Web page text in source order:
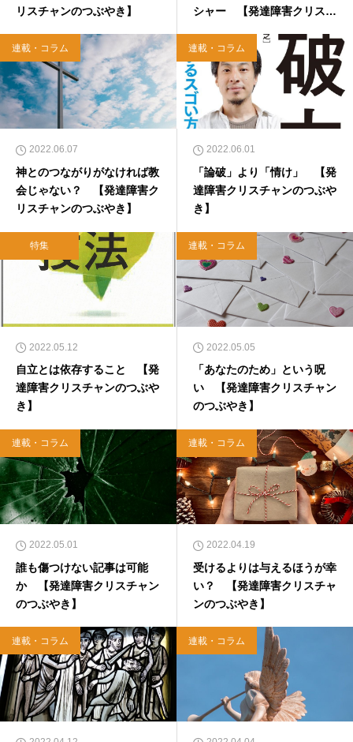
リスチャンのつぶやき】
シャー 【発達障害クリスチ
連載・コラム
2022.06.07
神とのつながりがなければ教
会じゃない？ 【発達障害ク
リスチャンのつぶやき】
連載・コラム
2022.06.01
「論破」より「情け」 【発
達障害クリスチャンのつぶや
き】
特集
2022.05.12
自立とは依存すること 【発
達障害クリスチャンのつぶや
き】
連載・コラム
2022.05.05
「あなたのため」という呪
い 【発達障害クリスチャン
のつぶやき】
連載・コラム
2022.05.01
誰も傷つけない記事は可能
か 【発達障害クリスチャン
のつぶやき】
連載・コラム
2022.04.19
受けるよりは与えるほうが幸
い？ 【発達障害クリスチャ
ンのつぶやき】
連載・コラム 連載・コラム